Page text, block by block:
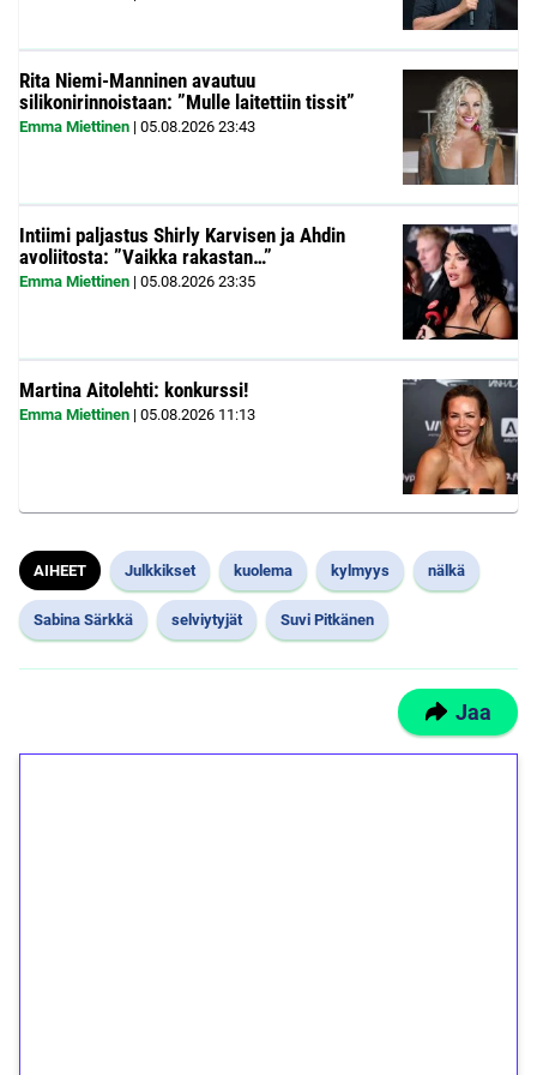
Rita Niemi-Manninen avautuu
silikonirinnoistaan: ”Mulle laitettiin tissit”
Emma Miettinen | 05.08.2026 23:43
Intiimi paljastus Shirly Karvisen ja Ahdin
avoliitosta: ”Vaikka rakastan…”
Emma Miettinen | 05.08.2026 23:35
Martina Aitolehti: konkurssi!
Emma Miettinen | 05.08.2026 11:13
AIHEET Julkkikset kuolema kylmyys nälkä
Sabina Särkkä selviytyjät Suvi Pitkänen
Jaa